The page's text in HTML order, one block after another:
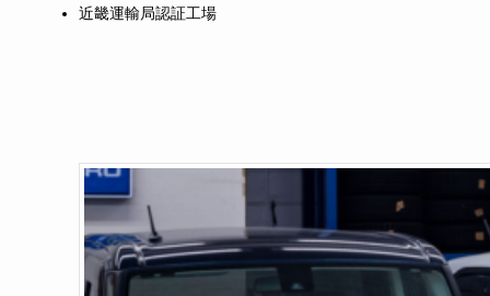
近畿運輸局認証工場